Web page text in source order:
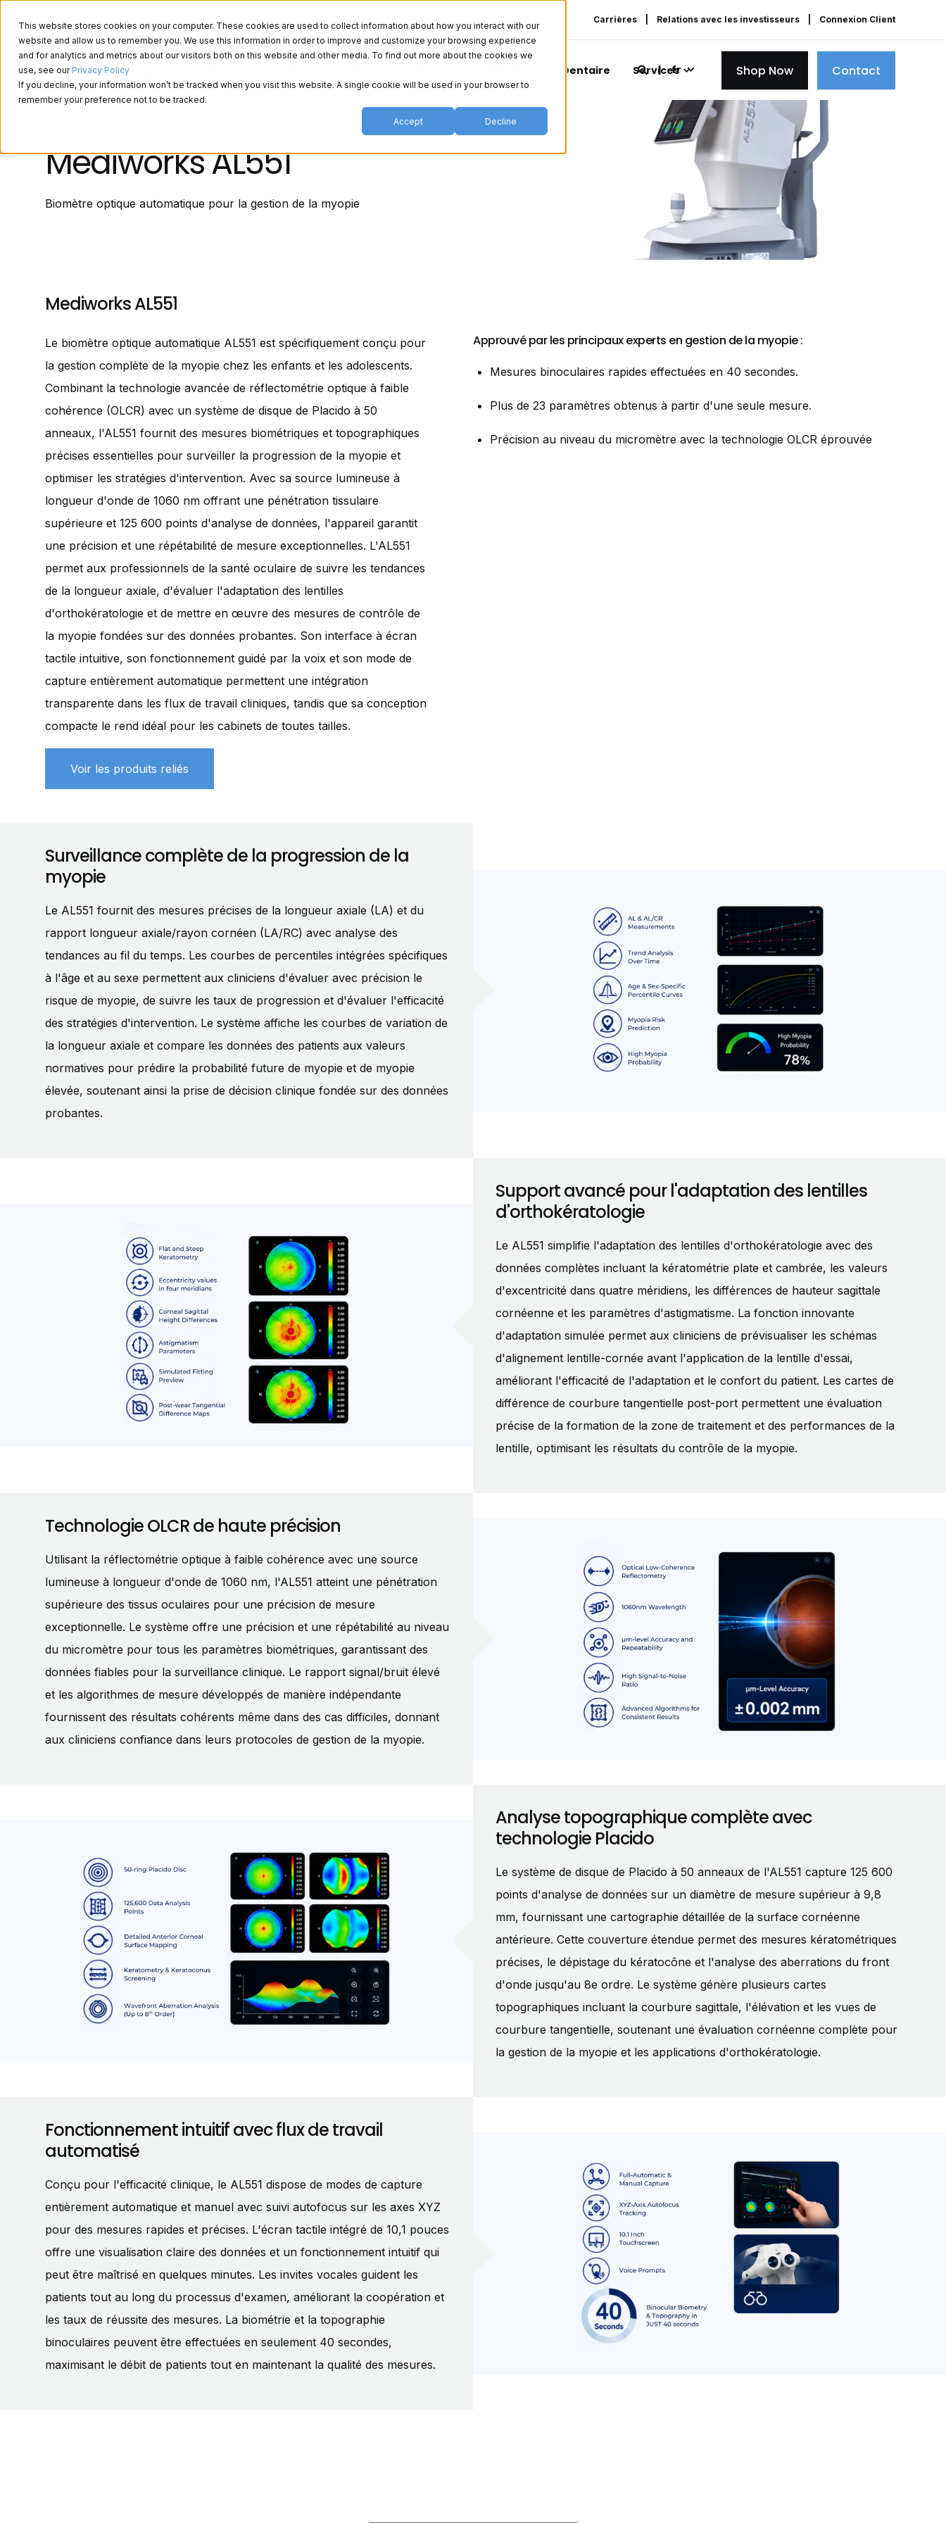
This website stores cookies on your computer. These cookies are used to collect information about how you interact with our
website and allow us to remember you. We use this information in order to improve and customize your browsing experience
and for analytics and metrics about our visitors both on this website and other media. To find out more about the cookies we
use, see our Privacy Policy
If you decline, your information won’t be tracked when you visit this website. A single cookie will be used in your browser to
remember your preference not to be tracked.
Accept Decline
Carrières Relations avec les investisseurs Connexion Client
Dentaire Services
fr Shop Now Contact
Mediworks AL551
Biomètre optique automatique pour la gestion de la myopie
Mediworks AL551
Le biomètre optique automatique AL551 est spécifiquement conçu pour
la gestion complète de la myopie chez les enfants et les adolescents.
Combinant la technologie avancée de réflectométrie optique à faible
cohérence (OLCR) avec un système de disque de Placido à 50
anneaux, l'AL551 fournit des mesures biométriques et topographiques
précises essentielles pour surveiller la progression de la myopie et
optimiser les stratégies d'intervention. Avec sa source lumineuse à
longueur d'onde de 1060 nm offrant une pénétration tissulaire
supérieure et 125 600 points d'analyse de données, l'appareil garantit
une précision et une répétabilité de mesure exceptionnelles. L'AL551
permet aux professionnels de la santé oculaire de suivre les tendances
de la longueur axiale, d'évaluer l'adaptation des lentilles
d'orthokératologie et de mettre en œuvre des mesures de contrôle de
la myopie fondées sur des données probantes. Son interface à écran
tactile intuitive, son fonctionnement guidé par la voix et son mode de
capture entièrement automatique permettent une intégration
transparente dans les flux de travail cliniques, tandis que sa conception
compacte le rend idéal pour les cabinets de toutes tailles.
Voir les produits reliés
Approuvé par les principaux experts en gestion de la myopie :
Mesures binoculaires rapides effectuées en 40 secondes.
Plus de 23 paramètres obtenus à partir d'une seule mesure.
Précision au niveau du micromètre avec la technologie OLCR éprouvée
Surveillance complète de la progression de la
myopie
Le AL551 fournit des mesures précises de la longueur axiale (LA) et du
rapport longueur axiale/rayon cornéen (LA/RC) avec analyse des
tendances au fil du temps. Les courbes de percentiles intégrées spécifiques
à l'âge et au sexe permettent aux cliniciens d'évaluer avec précision le
risque de myopie, de suivre les taux de progression et d'évaluer l'efficacité
des stratégies d'intervention. Le système affiche les courbes de variation de
la longueur axiale et compare les données des patients aux valeurs
normatives pour prédire la probabilité future de myopie et de myopie
élevée, soutenant ainsi la prise de décision clinique fondée sur des données
probantes.
Support avancé pour l'adaptation des lentilles
d'orthokératologie
Le AL551 simplifie l'adaptation des lentilles d'orthokératologie avec des
données complètes incluant la kératométrie plate et cambrée, les valeurs
d'excentricité dans quatre méridiens, les différences de hauteur sagittale
cornéenne et les paramètres d'astigmatisme. La fonction innovante
d'adaptation simulée permet aux cliniciens de prévisualiser les schémas
d'alignement lentille-cornée avant l'application de la lentille d'essai,
améliorant l'efficacité de l'adaptation et le confort du patient. Les cartes de
différence de courbure tangentielle post-port permettent une évaluation
précise de la formation de la zone de traitement et des performances de la
lentille, optimisant les résultats du contrôle de la myopie.
Technologie OLCR de haute précision
Utilisant la réflectométrie optique à faible cohérence avec une source
lumineuse à longueur d'onde de 1060 nm, l'AL551 atteint une pénétration
supérieure des tissus oculaires pour une précision de mesure
exceptionnelle. Le système offre une précision et une répétabilité au niveau
du micromètre pour tous les paramètres biométriques, garantissant des
données fiables pour la surveillance clinique. Le rapport signal/bruit élevé
et les algorithmes de mesure développés de manière indépendante
fournissent des résultats cohérents même dans des cas difficiles, donnant
aux cliniciens confiance dans leurs protocoles de gestion de la myopie.
Analyse topographique complète avec
technologie Placido
Le système de disque de Placido à 50 anneaux de l'AL551 capture 125 600
points d'analyse de données sur un diamètre de mesure supérieur à 9,8
mm, fournissant une cartographie détaillée de la surface cornéenne
antérieure. Cette couverture étendue permet des mesures kératométriques
précises, le dépistage du kératocône et l'analyse des aberrations du front
d'onde jusqu'au 8e ordre. Le système génère plusieurs cartes
topographiques incluant la courbure sagittale, l'élévation et les vues de
courbure tangentielle, soutenant une évaluation cornéenne complète pour
la gestion de la myopie et les applications d'orthokératologie.
Fonctionnement intuitif avec flux de travail
automatisé
Conçu pour l'efficacité clinique, le AL551 dispose de modes de capture
entièrement automatique et manuel avec suivi autofocus sur les axes XYZ
pour des mesures rapides et précises. L'écran tactile intégré de 10,1 pouces
offre une visualisation claire des données et un fonctionnement intuitif qui
peut être maîtrisé en quelques minutes. Les invites vocales guident les
patients tout au long du processus d'examen, améliorant la coopération et
les taux de réussite des mesures. La biométrie et la topographie
binoculaires peuvent être effectuées en seulement 40 secondes,
maximisant le débit de patients tout en maintenant la qualité des mesures.